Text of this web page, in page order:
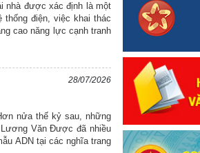
nhà được xác định là một
thống điện, việc khai thác
cao năng lực cạnh tranh
28/07/2026
nửa thế kỷ sau, những
Văn Được đã nhiều
ADN tại các nghĩa trang